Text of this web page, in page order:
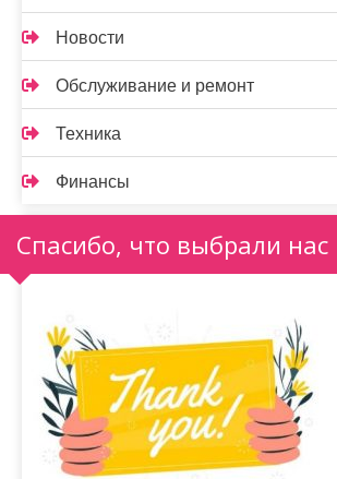
Новости
Обслуживание и ремонт
Техника
Финансы
Спасибо, что выбрали нас